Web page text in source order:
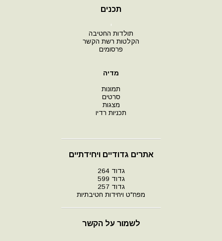
תכנים
י
תולדות החטיבה
הקלטות רשת הקשר
פרסומים
מדיה
תמונות
סרטים
מצגות
תכניות רדיו
אתרים גדודיים ויחידתיים
גדוד 264
גדוד 599
גדוד 257
מפח"ט ויחידות חטיבתיות
לשמור על הקשר